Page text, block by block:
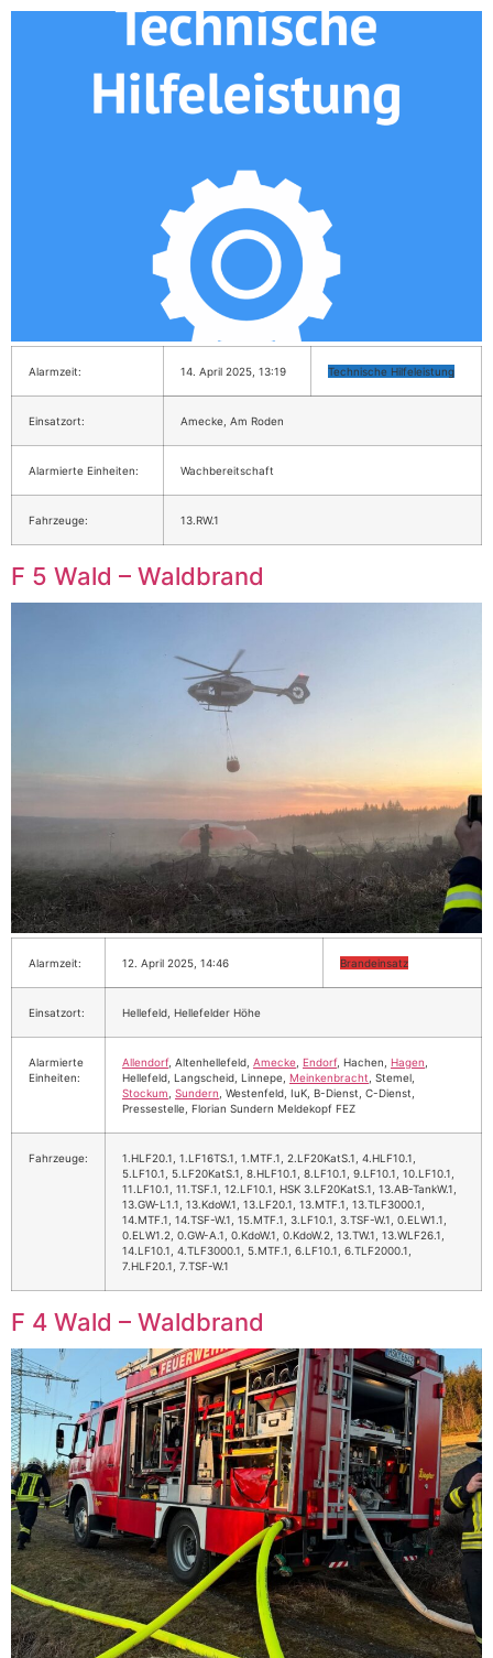
Alarmzeit: 14. April 2025, 13:19 Technische Hilfeleistung
Einsatzort: Amecke, Am Roden
Alarmierte Einheiten: Wachbereitschaft
Fahrzeuge: 13.RW.1
F 5 Wald – Waldbrand
Alarmzeit: 12. April 2025, 14:46 Brandeinsatz
Einsatzort: Hellefeld, Hellefelder Höhe
Alarmierte
Einheiten:
Allendorf, Altenhellefeld, Amecke Endorf, Hachen, Hagen
Hellefeld, Langscheid, Linnepe, Meinkenbracht , Stemel,
Stockum Sundern , Westenfeld, IuK, B-Dienst, C-Dienst,
Pressestelle, Florian Sundern Meldekopf FEZ
Fahrzeuge:
1.HLF20.1, 1.LF16TS.1, 1.MTF.1, 2.LF20KatS.1, 4.HLF10.1,
5.LF10.1, 5.LF20KatS.1, 8.HLF10.1, 8.LF10.1, 9.LF10.1, 10.LF10.1,
11.LF10.1, 11.TSF.1, 12.LF10.1, HSK 3.LF20KatS.1, 13.AB-TankW.1,
13.GW-L1.1, 13.KdoW.1, 13.LF20.1, 13.MTF.1, 13.TLF3000.1,
14.MTF.1, 14.TSF-W.1, 15.MTF.1, 3.LF10.1, 3.TSF-W.1, 0.ELW1.1,
0.ELW1.2, 0.GW-A.1, 0.KdoW.1, 0.KdoW.2, 13.TW.1, 13.WLF26.1,
14.LF10.1, 4.TLF3000.1, 5.MTF.1, 6.LF10.1, 6.TLF2000.1,
7.HLF20.1, 7.TSF-W.1
F 4 Wald – Waldbrand